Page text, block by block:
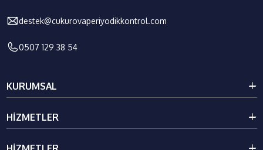
destek@cukurovaperiyodikkontrol.com
0507 129 38 54
KURUMSAL
Kurumsal
Galeri
HIZMETLER
Kaldırma İletme Ekipmanları Periyodik Kontrolü